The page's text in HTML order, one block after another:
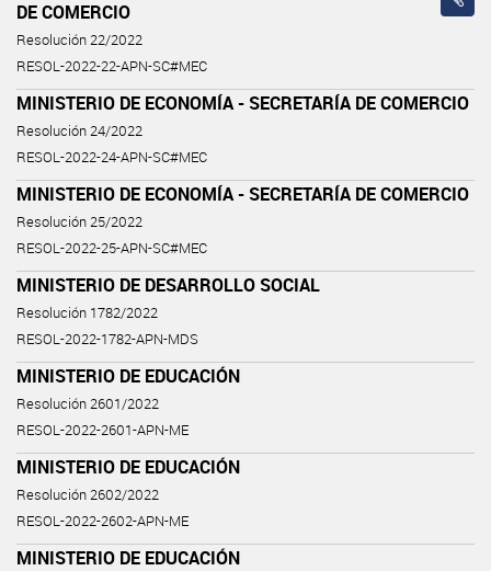
DE COMERCIO
Resolución 22/2022
RESOL-2022-22-APN-SC#MEC
MINISTERIO DE ECONOMÍA - SECRETARÍA DE COMERCIO
Resolución 24/2022
RESOL-2022-24-APN-SC#MEC
MINISTERIO DE ECONOMÍA - SECRETARÍA DE COMERCIO
Resolución 25/2022
RESOL-2022-25-APN-SC#MEC
MINISTERIO DE DESARROLLO SOCIAL
Resolución 1782/2022
RESOL-2022-1782-APN-MDS
MINISTERIO DE EDUCACIÓN
Resolución 2601/2022
RESOL-2022-2601-APN-ME
MINISTERIO DE EDUCACIÓN
Resolución 2602/2022
RESOL-2022-2602-APN-ME
MINISTERIO DE EDUCACIÓN